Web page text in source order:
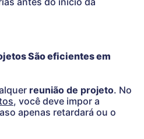
São eficientes em
reunião de projeto. No
, você deve impor a
apenas retardará ou o